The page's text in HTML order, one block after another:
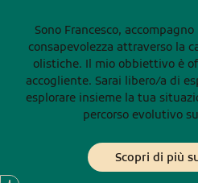
Sono Francesco,
consapevolezza attraverso la
olistiche. Il mio obbiettivo è offrirti uno spazio sicuro e
accogliente. Sarai libero/a di esprimerti senza riserve per
esplorare insieme la tua
percorso evolutivo
Scopri di più